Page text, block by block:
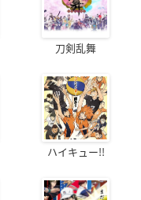
刀剣乱舞
ハイキュー!!